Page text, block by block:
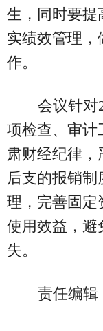
生，同时要提
实绩效管理，
作。
会议针对
项检查、审计
肃财经纪律，
后支的报销
理，完善固定
使用效益，避
失。
责任编辑